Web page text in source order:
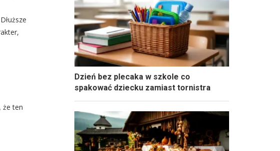
że ten
Dzień bez plecaka w szkole co
spakować dziecku zamiast tornistra